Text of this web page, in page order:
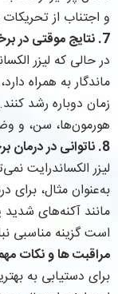
و اجتناب از
7. نتایج موقتی در
در حالی که لیزر
ماندگار به همراه
زمان دوباره رشد
هورمون‌ها، سن، و
8. ناتوانی در
لیزر الکساندرایت
به‌عنوان مثال،
مانند آکنه‌های شدید
است گزینه مناسبی
مراقبت‌ ها و نكات مهم
برای دستیابی به